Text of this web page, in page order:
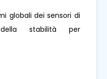
globali dei sensori di
stabilità per